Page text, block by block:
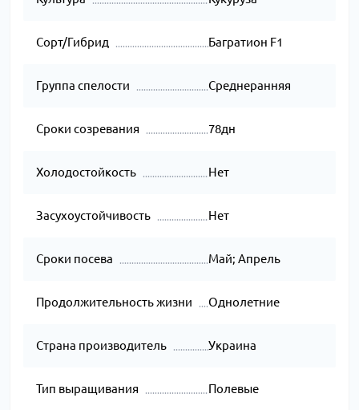
Сорт/Гибрид Багратион F1
Группа спелости Среднеранняя
Сроки созревания 78дн
Холодостойкость Нет
Засухоустойчивость Нет
Сроки посева Май; Апрель
Продолжительность жизни Однолетние
Страна производитель Украина
Тип выращивания Полевые